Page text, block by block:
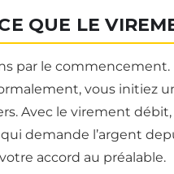
QUE LE
par le commencement.
vous initiez
Avec le virement
demande l’argent
accord au préalable.